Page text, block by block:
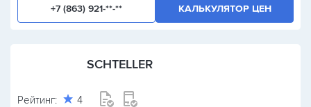
+7 (863) 921-**-** КАЛЬКУЛЯТОР ЦЕН
SCHTELLER
Рейтинг: 4